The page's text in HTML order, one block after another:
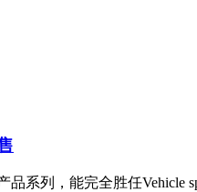
系列，能完全胜任Vehicle